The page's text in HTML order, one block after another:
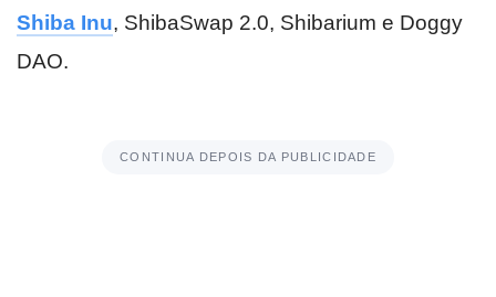
Shiba Inu, ShibaSwap 2.0, Shibarium e Doggy
DAO.
CONTINUA DEPOIS DA PUBLICIDADE